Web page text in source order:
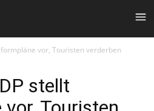
vor, Touristen verderben
stellt